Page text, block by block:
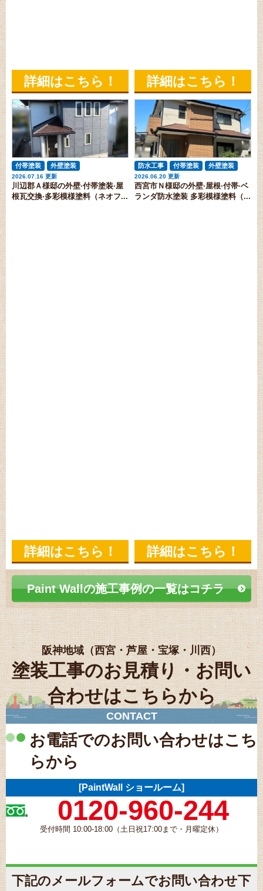
詳細はこちら！ 詳細はこちら！
2026.07.16 更新
川辺郡Ａ様邸の外壁·付帯塗装·屋
根瓦交換·多彩模様塗料（ネオフ...
詳細はこちら！
付帯塗装
外壁塗装
その他リフォーム
2026.06.20 更新
西宮市Ｎ様邸の外壁·屋根·付帯·ベ
ランダ防水塗装 多彩模様塗料（...
詳細はこちら！
防水工事 付帯塗装
外壁塗装
屋根塗装
Paint Wallの施工事例の一覧はコチラ
阪神地域（西宮・芦屋・宝塚・川西）
塗装工事のお見積り・お問い
合わせはこちらから
CONTACT
お電話でのお問い合わせはこち
らから
[PaintWall ショールーム]
0120-960-244
受付時間 10:00-18:00（土日祝17:00まで・月曜定休）
下記のメールフォームでお問い合わせ下